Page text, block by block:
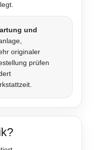
und
originaler
prüfen